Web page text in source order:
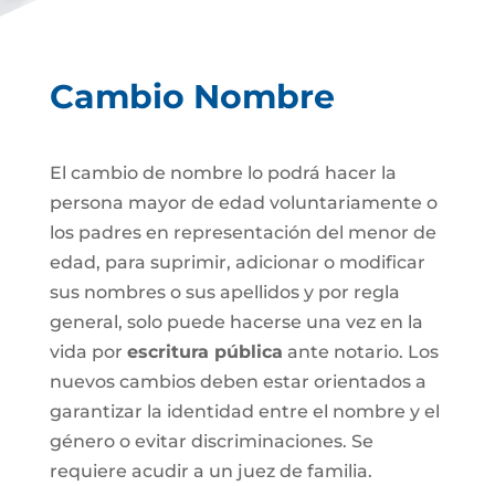
Cambio Nombre
El cambio de nombre lo podrá hacer la
persona mayor de edad voluntariamente o
los padres en representación del menor de
edad, para suprimir, adicionar o modificar
sus nombres o sus apellidos y por regla
general, solo puede hacerse una vez en la
vida por escritura pública ante notario. Los
nuevos cambios deben estar orientados a
garantizar la identidad entre el nombre y el
género o evitar discriminaciones. Se
requiere acudir a un juez de familia.